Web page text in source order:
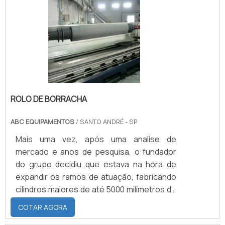
Hospitais; Entre outros.Demais
benefíciosAlém de oferecer maior
possibilidade de organização,.
ROLO DE BORRACHA
ABC EQUIPAMENTOS / SANTO ANDRÉ - SP
Mais uma vez, após uma analise de
mercado e anos de pesquisa, o fundador
do grupo decidiu que estava na hora de
expandir os ramos de atuação, fabricando
cilindros maiores de até 5000 milímetros de
comprimento por 1000 milímetros de
diâmetro, e em 05 de março de 2009 a Nova
COTAR AGORA